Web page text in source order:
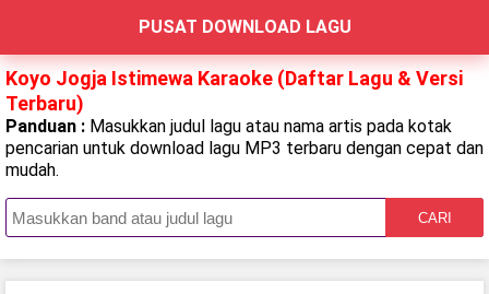
PUSAT DOWNLOAD LAGU
Koyo Jogja Istimewa Karaoke (Daftar Lagu & Versi
Terbaru)
Panduan : Masukkan judul lagu atau nama artis pada kotak
pencarian untuk download lagu MP3 terbaru dengan cepat dan
mudah.
CARI